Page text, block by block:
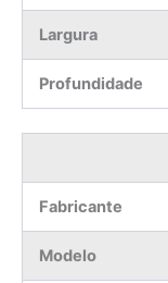
Largura
Profundidade
Fabricante
Modelo